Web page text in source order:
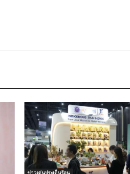
ข่าวเด่นประเด็นร้อน